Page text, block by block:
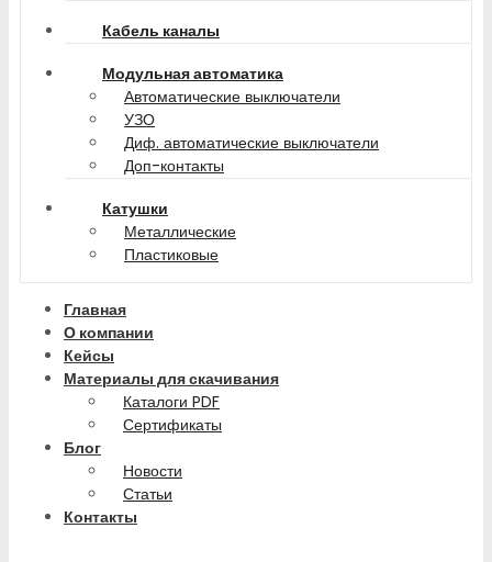
Кабель каналы
Модульная автоматика
Автоматические выключатели
УЗО
Диф. автоматические выключатели
Доп-контакты
Катушки
Металлические
Пластиковые
Главная
О компании
Кейсы
Материалы для скачивания
Каталоги PDF
Сертификаты
Блог
Новости
Статьи
Контакты